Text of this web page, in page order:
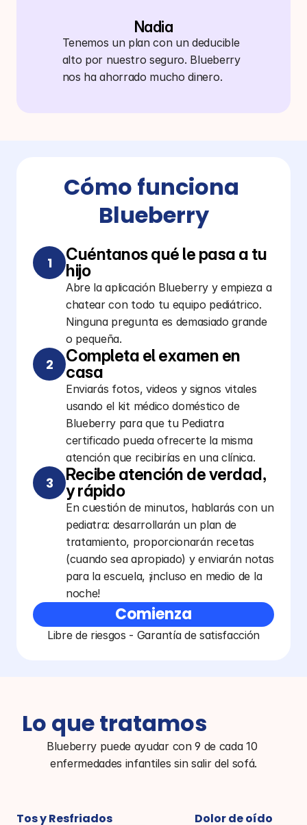
Nadia
Tenemos un plan con un deducible
alto por nuestro seguro. Blueberry
nos ha ahorrado mucho dinero.
Cómo funciona
Blueberry
1
Cuéntanos qué le pasa a tu
hijo
Abre la aplicación Blueberry y empieza a
chatear con todo tu equipo pediátrico.
Ninguna pregunta es demasiado grande
o pequeña.
2
Completa el examen en
casa
Enviarás fotos, videos y signos vitales
usando el kit médico doméstico de
Blueberry para que tu Pediatra
certificado pueda ofrecerte la misma
atención que recibirías en una clínica.
3
Recibe atención de verdad,
y rápido
En cuestión de minutos, hablarás con un
pediatra: desarrollarán un plan de
tratamiento, proporcionarán recetas
(cuando sea apropiado) y enviarán notas
para la escuela, ¡incluso en medio de la
noche!
Comienza
Libre de riesgos - Garantía de satisfacción
Lo que tratamos
Blueberry puede ayudar con 9 de cada 10
enfermedades infantiles sin salir del sofá.
Tos y Resfriados Dolor de oído